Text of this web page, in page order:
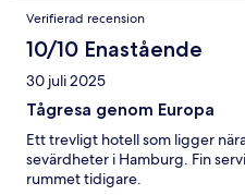
Verifierad recension
10/10 Enastående
30 juli 2025
Tågresa genom Europa
Ett trevligt hotell som ligger
sevärdheter i Hamburg. Fin
rummet tidigare.